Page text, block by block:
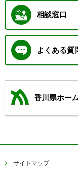
相談窓口
よくある質
香川県ホー
サイトマップ